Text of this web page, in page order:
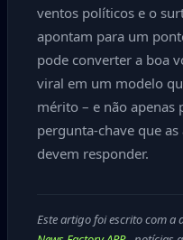
ventos políticos e o
apontam para um
pode converter a boa
viral em um modelo
mérito – e não apenas
pergunta-chave que
devem responder.
Este artigo foi escrito com a